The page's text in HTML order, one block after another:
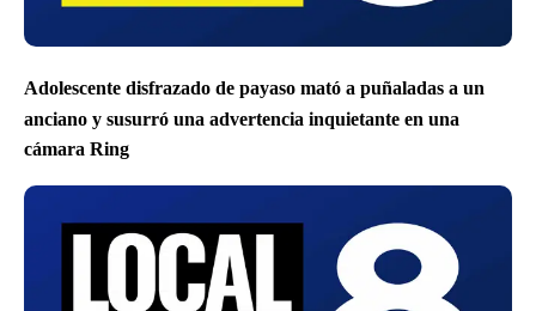
Adolescente disfrazado de payaso mató a puñaladas a un
anciano y susurró una advertencia inquietante en una
cámara Ring